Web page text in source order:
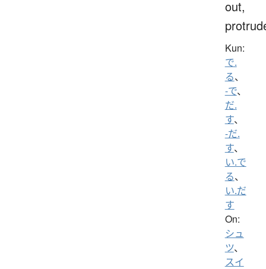
out,
Kun:
で.
る、
-で、
だ.
す、
-だ.
す、
い.で
る、
い.だ
す
On:
シュ
ツ、
スイ